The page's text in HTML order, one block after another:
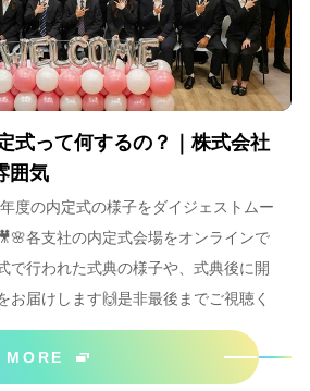
式って何するの？｜株式会社
囲気
度の内定式の様子をダイジェストムー
各支社の内定式会場をオンラインで
で行われた式典の様子や、式典後に開
お届けします🙌是非最後までご視聴く
MORE